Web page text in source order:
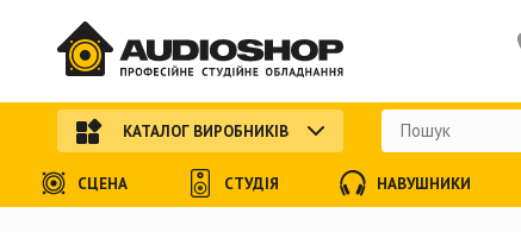
КАТАЛОГ ВИРОБНИКІВ
СЦЕНА СТУДІЯ НАВУШНИКИ